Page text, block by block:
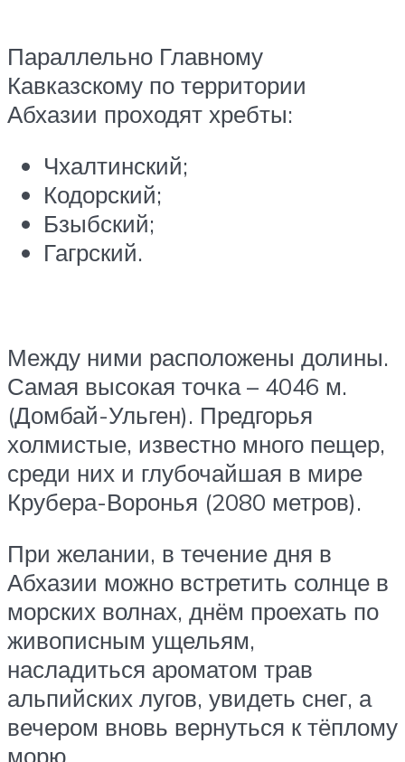
Параллельно Главному
Кавказскому по территории
Абхазии проходят хребты:
Чхалтинский;
Кодорский;
Бзыбский;
Гагрский.
Между ними расположены долины.
Самая высокая точка – 4046 м.
(Домбай-Ульген). Предгорья
холмистые, известно много пещер,
среди них и глубочайшая в мире
Крубера-Воронья (2080 метров).
При желании, в течение дня в
Абхазии можно встретить солнце в
морских волнах, днём проехать по
живописным ущельям,
насладиться ароматом трав
альпийских лугов, увидеть снег, а
вечером вновь вернуться к тёплому
морю.